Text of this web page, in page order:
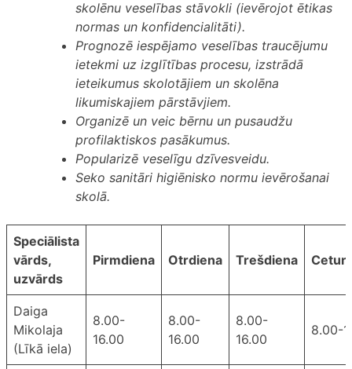
skolēnu veselības stāvokli (ievērojot ētikas
normas un konfidencialitāti).
Prognozē iespējamo veselības traucējumu
ietekmi uz izglītības procesu, izstrādā
ieteikumus skolotājiem un skolēna
likumiskajiem pārstāvjiem.
Organizē un veic bērnu un pusaudžu
profilaktiskos pasākumus.
Popularizē veselīgu dzīvesveidu.
Seko sanitāri higiēnisko normu ievērošanai
skolā.
Speciālista
vārds,
uzvārds
Pirmdiena Otrdiena Trešdiena
Daiga
Mikolaja
(Līkā iela)
8.00-
16.00
8.00-
16.00
8.00-
16.00
8.00-